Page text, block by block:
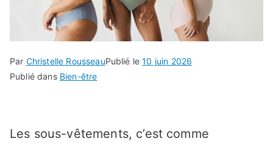
Par Christelle RousseauPublié le10 juin 2026
Publié dans Bien-être
Les sous-vêtements, c’est comme